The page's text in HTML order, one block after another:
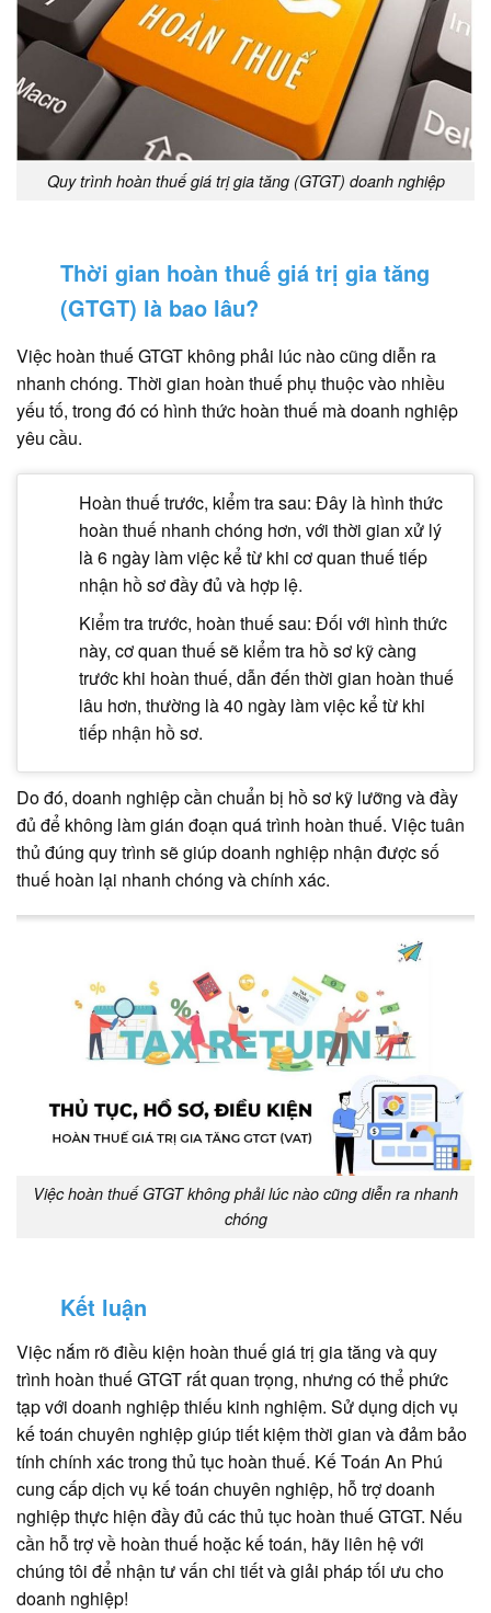
Quy trình hoàn thuế giá trị gia tăng (GTGT) doanh nghiệp
Thời gian hoàn thuế giá trị gia tăng
(GTGT) là bao lâu?
Việc hoàn thuế GTGT không phải lúc nào cũng diễn ra
nhanh chóng. Thời gian hoàn thuế phụ thuộc vào nhiều
yếu tố, trong đó có hình thức hoàn thuế mà doanh nghiệp
yêu cầu.
Hoàn thuế trước, kiểm tra sau: Đây là hình thức
hoàn thuế nhanh chóng hơn, với thời gian xử lý
là 6 ngày làm việc kể từ khi cơ quan thuế tiếp
nhận hồ sơ đầy đủ và hợp lệ.
Kiểm tra trước, hoàn thuế sau: Đối với hình thức
này, cơ quan thuế sẽ kiểm tra hồ sơ kỹ càng
trước khi hoàn thuế, dẫn đến thời gian hoàn thuế
lâu hơn, thường là 40 ngày làm việc kể từ khi
tiếp nhận hồ sơ.
Do đó, doanh nghiệp cần chuẩn bị hồ sơ kỹ lưỡng và đầy
đủ để không làm gián đoạn quá trình hoàn thuế. Việc tuân
thủ đúng quy trình sẽ giúp doanh nghiệp nhận được số
thuế hoàn lại nhanh chóng và chính xác.
Việc hoàn thuế GTGT không phải lúc nào cũng diễn ra nhanh
chóng
Kết luận
Việc nắm rõ điều kiện hoàn thuế giá trị gia tăng và quy
trình hoàn thuế GTGT rất quan trọng, nhưng có thể phức
tạp với doanh nghiệp thiếu kinh nghiệm. Sử dụng dịch vụ
kế toán chuyên nghiệp giúp tiết kiệm thời gian và đảm bảo
tính chính xác trong thủ tục hoàn thuế. Kế Toán An Phú
cung cấp dịch vụ kế toán chuyên nghiệp, hỗ trợ doanh
nghiệp thực hiện đầy đủ các thủ tục hoàn thuế GTGT. Nếu
cần hỗ trợ về hoàn thuế hoặc kế toán, hãy liên hệ với
chúng tôi để nhận tư vấn chi tiết và giải pháp tối ưu cho
doanh nghiệp!